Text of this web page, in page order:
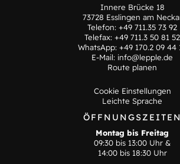
Innere Brücke 18
73728 Esslingen am
Telefon: +49 711.35 73 92
Telefax: +49 711.3 50 81 52
WhatsApp: +49 170.2 09 44
E-Mail: info@lepple.de
Route planen
Cookie Einstellungen
Leichte Sprache
ÖFFNUNGSZEITEN
Montag bis Freitag
09:30 bis 13:00 Uhr &
14:00 bis 18:30 Uhr